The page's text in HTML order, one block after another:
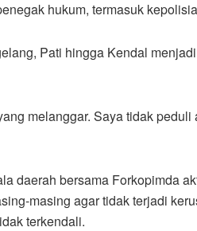
hukum, termasuk
Pati hingga Kendal
melanggar. Saya tidak peduli
daerah bersama Forkopimda
masing agar tidak terjadi
terkendali.